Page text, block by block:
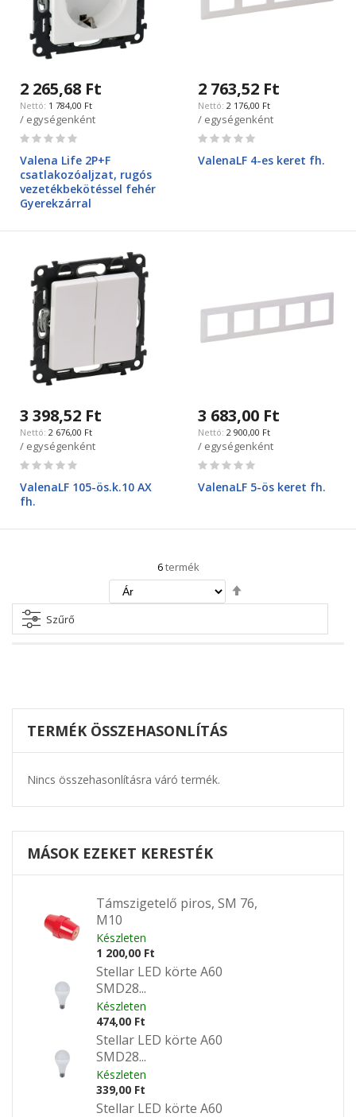
2 265,68 Ft
1 784,00 Ft
/ egységenként
Rating:
Valena Life 2P+F
csatlakozóaljzat, rugós
vezetékbekötéssel fehér
Gyerekzárral
2 763,52 Ft
2 176,00 Ft
/ egységenként
Rating:
ValenaLF 4-es keret fh.
3 398,52 Ft
2 676,00 Ft
/ egységenként
Rating:
ValenaLF 105-ös.k.10 AX
fh.
3 683,00 Ft
2 900,00 Ft
/ egységenként
Rating:
ValenaLF 5-ös keret fh.
6termék
irány
Szűrő
TERMÉK ÖSSZEHASONLÍTÁS
Nincs összehasonlításra váró termék.
MÁSOK EZEKET KERESTÉK
Támszigetelő piros, SM 76,
M10
Készleten
1 200,00 Ft
Stellar LED körte A60
SMD28...
Készleten
474,00 Ft
Stellar LED körte A60
SMD28...
Készleten
339,00 Ft
Stellar LED körte A60